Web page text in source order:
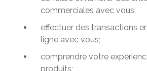
commerciales avec vous;
effectuer des transactions
ligne avec vous;
comprendre votre
produits;